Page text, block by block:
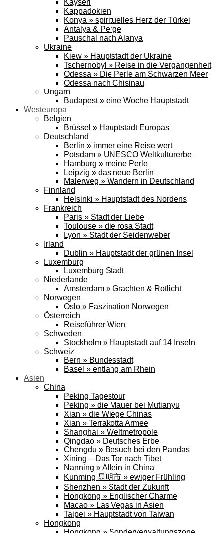
Kayseri
Kappadokien
Konya » spirituelles Herz der Türkei
Antalya & Perge
Pauschal nach Alanya
Ukraine
Kiew » Hauptstadt der Ukraine
Tschernobyl » Reise in die Vergangenheit
Odessa » Die Perle am Schwarzen Meer
Odessa nach Chisinau
Ungarn
Budapest » eine Woche Hauptstadt
Westeuropa
Belgien
Brüssel » Hauptstadt Europas
Deutschland
Berlin » immer eine Reise wert
Potsdam » UNESCO Weltkulturerbe
Hamburg » meine Perle
Leipzig » das neue Berlin
Malerweg » Wandern in Deutschland
Finnland
Helsinki » Hauptstadt des Nordens
Frankreich
Paris » Stadt der Liebe
Toulouse » die rosa Stadt
Lyon » Stadt der Seidenweber
Irland
Dublin » Hauptstadt der grünen Insel
Luxemburg
Luxemburg Stadt
Niederlande
Amsterdam » Grachten & Rotlicht
Norwegen
Oslo » Faszination Norwegen
Österreich
Reiseführer Wien
Schweden
Stockholm » Hauptstadt auf 14 Inseln
Schweiz
Bern » Bundesstadt
Basel » entlang am Rhein
Asien
China
Peking Tagestour
Peking » die Mauer bei Mutianyu
Xian » die Wiege Chinas
Xian » Terrakotta Armee
Shanghai » Weltmetropole
Qingdao » Deutsches Erbe
Chengdu » Besuch bei den Pandas
Xining – Das Tor nach Tibet
Nanning » Allein in China
Kunming 昆明市 » ewiger Frühling
Shenzhen » Stadt der Zukunft
Hongkong » Englischer Charme
Macao » Las Vegas in Asien
Taipei » Hauptstadt von Taiwan
Hongkong